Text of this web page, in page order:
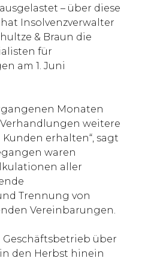
– über diese
Insolvenzverwalter
& Braun die
für
am 1. Juni
Monaten
weitere
erhalten“, sagt
waren
aller
Trennung von
Vereinbarungen.
Geschäftsbetrieb über
den Herbst hinein